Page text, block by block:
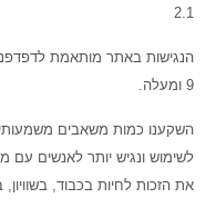
2.1
הנגישות באתר מותאמת
9 ומעלה.
השקענו כמות משאבים
לשימוש ונגיש יותר לאנשים עם
את הזכות לחיות בכבוד,